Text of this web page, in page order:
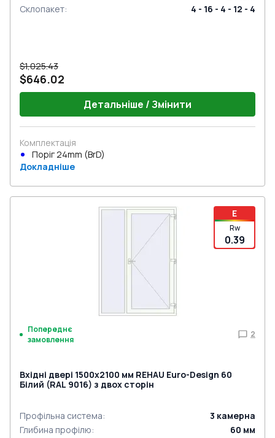
Склопакет: 4 - 16 - 4 - 12 - 4
$1,025.43
$646.02
Детальніше / Змінити
Комплектація
Поріг 24mm (BrD)
Докладніше
E
Rw
0.39
Попереднє
замовлення
2
Вхідні двері 1500x2100 мм REHAU Euro-Design 60
Білий (RAL 9016) з двох сторін
Профільна система: 3 камерна
Глибина профілю: 60 мм